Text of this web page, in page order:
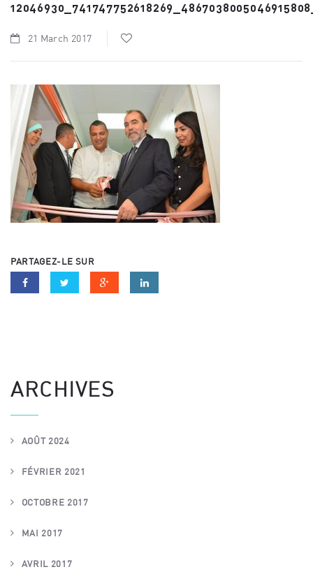
21 March 2017
PARTAGEZ-LE SUR
ARCHIVES
AOÛT 2024
FÉVRIER 2021
OCTOBRE 2017
MAI 2017
AVRIL 2017